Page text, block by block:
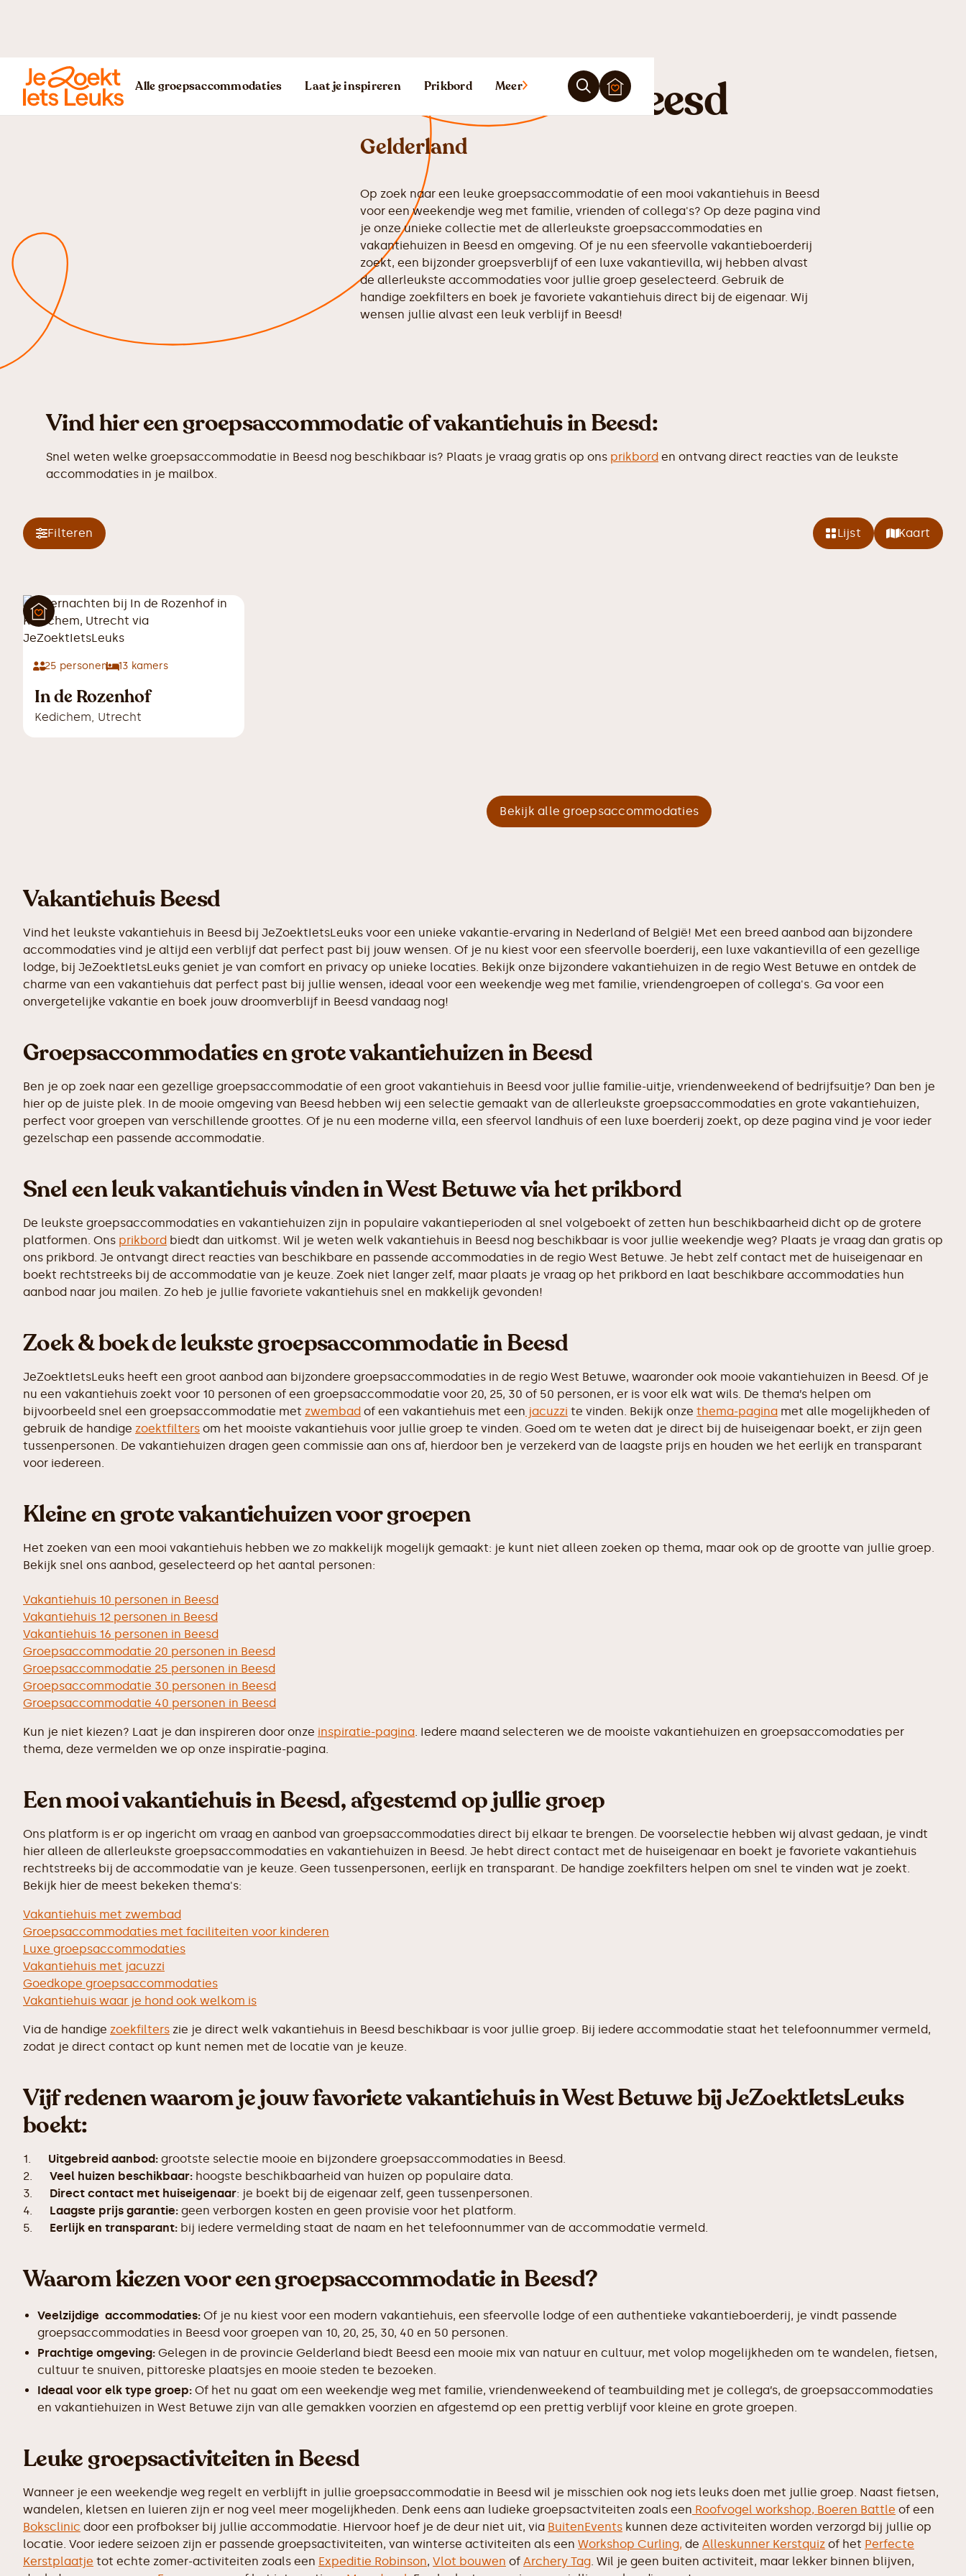
Alle groepsaccommodaties Laat je inspireren Prikbord Meer
Vakantiehuis Beesd
Gelderland
Op zoek naar een leuke groepsaccommodatie of een mooi vakantiehuis in Beesd
voor een weekendje weg met familie, vrienden of collega's? Op deze pagina vind
je onze unieke collectie met de allerleukste groepsaccommodaties en
vakantiehuizen in Beesd en omgeving. Of je nu een sfeervolle vakantieboerderij
zoekt, een bijzonder groepsverblijf of een luxe vakantievilla, wij hebben alvast
de allerleukste accommodaties voor jullie groep geselecteerd. Gebruik de
handige zoekfilters en boek je favoriete vakantiehuis direct bij de eigenaar. Wij
wensen jullie alvast een leuk verblijf in Beesd!
Vind hier een groepsaccommodatie of vakantiehuis in Beesd:
Snel weten welke groepsaccommodatie in Beesd nog beschikbaar is? Plaats je vraag gratis op ons prikbord en ontvang direct reacties van de leukste
accommodaties in je mailbox.
Filteren Lijst Kaart
25 personen 13 kamers
In de Rozenhof
Kedichem, Utrecht
Bekijk alle groepsaccommodaties
Vakantiehuis Beesd
Vind het leukste vakantiehuis in Beesd bij JeZoektIetsLeuks voor een unieke vakantie-ervaring in Nederland of België! Met een breed aanbod aan bijzondere
accommodaties vind je altijd een verblijf dat perfect past bij jouw wensen. Of je nu kiest voor een sfeervolle boerderij, een luxe vakantievilla of een gezellige
lodge, bij JeZoektIetsLeuks geniet je van comfort en privacy op unieke locaties. Bekijk onze bijzondere vakantiehuizen in de regio West Betuwe en ontdek de
charme van een vakantiehuis dat perfect past bij jullie wensen, ideaal voor een weekendje weg met familie, vriendengroepen of collega's. Ga voor een
onvergetelijke vakantie en boek jouw droomverblijf in Beesd vandaag nog!
Groepsaccommodaties en grote vakantiehuizen in Beesd
Ben je op zoek naar een gezellige groepsaccommodatie of een groot vakantiehuis in Beesd voor jullie familie-uitje, vriendenweekend of bedrijfsuitje? Dan ben je
hier op de juiste plek. In de mooie omgeving van Beesd hebben wij een selectie gemaakt van de allerleukste groepsaccommodaties en grote vakantiehuizen,
perfect voor groepen van verschillende groottes. Of je nu een moderne villa, een sfeervol landhuis of een luxe boerderij zoekt, op deze pagina vind je voor ieder
gezelschap een passende accommodatie.
Snel een leuk vakantiehuis vinden in West Betuwe via het prikbord
De leukste groepsaccommodaties en vakantiehuizen zijn in populaire vakantieperioden al snel volgeboekt of zetten hun beschikbaarheid dicht op de grotere
platformen. Ons prikbord biedt dan uitkomst. Wil je weten welk vakantiehuis in Beesd nog beschikbaar is voor jullie weekendje weg? Plaats je vraag dan gratis op
ons prikbord. Je ontvangt direct reacties van beschikbare en passende accommodaties in de regio West Betuwe. Je hebt zelf contact met de huiseigenaar en
boekt rechtstreeks bij de accommodatie van je keuze. Zoek niet langer zelf, maar plaats je vraag op het prikbord en laat beschikbare accommodaties hun
aanbod naar jou mailen. Zo heb je jullie favoriete vakantiehuis snel en makkelijk gevonden!
Zoek & boek de leukste groepsaccommodatie in Beesd
JeZoektIetsLeuks heeft een groot aanbod aan bijzondere groepsaccommodaties in de regio West Betuwe, waaronder ook mooie vakantiehuizen in Beesd. Of je
nu een vakantiehuis zoekt voor 10 personen of een groepsaccommodatie voor 20, 25, 30 of 50 personen, er is voor elk wat wils. De thema’s helpen om
bijvoorbeeld snel een groepsaccommodatie met zwembad of een vakantiehuis met een jacuzzi te vinden. Bekijk onze thema-pagina met alle mogelijkheden of
gebruik de handige zoektfilters om het mooiste vakantiehuis voor jullie groep te vinden. Goed om te weten dat je direct bij de huiseigenaar boekt, er zijn geen
tussenpersonen. De vakantiehuizen dragen geen commissie aan ons af, hierdoor ben je verzekerd van de laagste prijs en houden we het eerlijk en transparant
voor iedereen.
Kleine en grote vakantiehuizen voor groepen
Het zoeken van een mooi vakantiehuis hebben we zo makkelijk mogelijk gemaakt: je kunt niet alleen zoeken op thema, maar ook op de grootte van jullie groep.
Bekijk snel ons aanbod, geselecteerd op het aantal personen:
Vakantiehuis 10 personen in Beesd
Vakantiehuis 12 personen in Beesd
Vakantiehuis 16 personen in Beesd
Groepsaccommodatie 20 personen in Beesd
Groepsaccommodatie 25 personen in Beesd
Groepsaccommodatie 30 personen in Beesd
Groepsaccommodatie 40 personen in Beesd
Kun je niet kiezen? Laat je dan inspireren door onze inspiratie-pagina. Iedere maand selecteren we de mooiste vakantiehuizen en groepsaccomodaties per
thema, deze vermelden we op onze inspiratie-pagina.
Een mooi vakantiehuis in Beesd, afgestemd op jullie groep
Ons platform is er op ingericht om vraag en aanbod van groepsaccommodaties direct bij elkaar te brengen. De voorselectie hebben wij alvast gedaan, je vindt
hier alleen de allerleukste groepsaccommodaties en vakantiehuizen in Beesd. Je hebt direct contact met de huiseigenaar en boekt je favoriete vakantiehuis
rechtstreeks bij de accommodatie van je keuze. Geen tussenpersonen, eerlijk en transparant. De handige zoekfilters helpen om snel te vinden wat je zoekt.
Bekijk hier de meest bekeken thema's:
Vakantiehuis met zwembad
Groepsaccommodaties met faciliteiten voor kinderen
Luxe groepsaccommodaties
Vakantiehuis met jacuzzi
Goedkope groepsaccommodaties
Vakantiehuis waar je hond ook welkom is
Via de handige zoekfilters zie je direct welk vakantiehuis in Beesd beschikbaar is voor jullie groep. Bij iedere accommodatie staat het telefoonnummer vermeld,
zodat je direct contact op kunt nemen met de locatie van je keuze.
Vijf redenen waarom je jouw favoriete vakantiehuis in West Betuwe bij JeZoektIetsLeuks
boekt:
1. Uitgebreid aanbod: grootste selectie mooie en bijzondere groepsaccommodaties in Beesd.
2. Veel huizen beschikbaar: hoogste beschikbaarheid van huizen op populaire data.
3. Direct contact met huiseigenaar: je boekt bij de eigenaar zelf, geen tussenpersonen.
4. Laagste prijs garantie: geen verborgen kosten en geen provisie voor het platform.
5. Eerlijk en transparant: bij iedere vermelding staat de naam en het telefoonnummer van de accommodatie vermeld.
Waarom kiezen voor een groepsaccommodatie in Beesd?
Veelzijdige accommodaties: Of je nu kiest voor een modern vakantiehuis, een sfeervolle lodge of een authentieke vakantieboerderij, je vindt passende
groepsaccommodaties in Beesd voor groepen van 10, 20, 25, 30, 40 en 50 personen.
Prachtige omgeving: Gelegen in de provincie Gelderland biedt Beesd een mooie mix van natuur en cultuur, met volop mogelijkheden om te wandelen, fietsen,
cultuur te snuiven, pittoreske plaatsjes en mooie steden te bezoeken.
Ideaal voor elk type groep: Of het nu gaat om een weekendje weg met familie, vriendenweekend of teambuilding met je collega’s, de groepsaccommodaties
en vakantiehuizen in West Betuwe zijn van alle gemakken voorzien en afgestemd op een prettig verblijf voor kleine en grote groepen.
Leuke groepsactiviteiten in Beesd
Wanneer je een weekendje weg regelt en verblijft in jullie groepsaccommodatie in Beesd wil je misschien ook nog iets leuks doen met jullie groep. Naast fietsen,
wandelen, kletsen en luieren zijn er nog veel meer mogelijkheden. Denk eens aan ludieke groepsactviteiten zoals een Roofvogel workshop, Boeren Battle of een
Boksclinic door een profbokser bij jullie accommodatie. Hiervoor hoef je de deur niet uit, via BuitenEvents kunnen deze activiteiten worden verzorgd bij jullie op
locatie. Voor iedere seizoen zijn er passende groepsactiviteiten, van winterse activiteiten als een Workshop Curling, de Alleskunner Kerstquiz of het Perfecte
Kerstplaatje tot echte zomer-activiteiten zoals een Expeditie Robinson, Vlot bouwen of Archery Tag. Wil je geen buiten activiteit, maar lekker binnen blijven,